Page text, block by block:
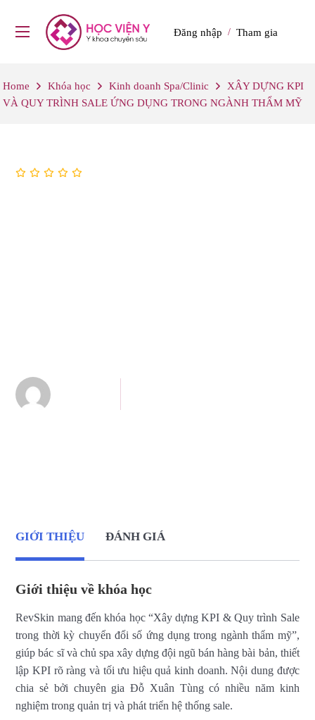
Đăng nhập / Tham gia
Home Khóa học Kinh doanh Spa/Clinic
XÂY DỰNG KPI
VÀ QUY TRÌNH SALE ỨNG DỤNG TRONG NGÀNH THẨM MỸ
GIỚI THIỆU ĐÁNH GIÁ
Giới thiệu về khóa học
RevSkin mang đến khóa học “Xây dựng KPI & Quy trình Sale
trong thời kỳ chuyển đổi số ứng dụng trong ngành thẩm mỹ”,
giúp bác sĩ và chủ spa xây dựng đội ngũ bán hàng bài bản, thiết
lập KPI rõ ràng và tối ưu hiệu quả kinh doanh. Nội dung được
chia sẻ bởi chuyên gia Đỗ Xuân Tùng có nhiều năm kinh
nghiệm trong quản trị và phát triển hệ thống sale.